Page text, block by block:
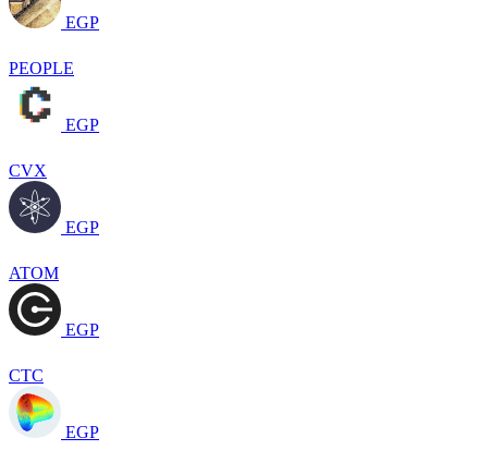
EGP
PEOPLE
EGP
CVX
EGP
ATOM
EGP
CTC
EGP